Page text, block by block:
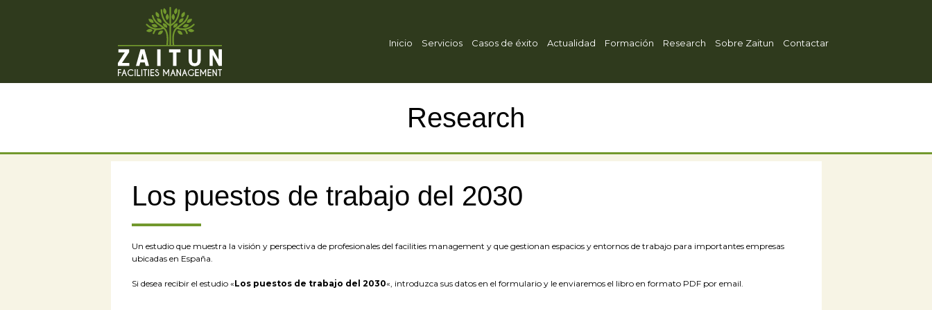
Inicio Servicios Casos de éxito Actualidad Formación Research Sobre Zaitun Contactar
Research
Los puestos de trabajo del 2030
Un estudio que muestra la visión y perspectiva de profesionales del facilities management y que gestionan espacios y entornos de trabajo para importantes empresas
ubicadas en España.
Si desea recibir el estudio «Los puestos de trabajo del 2030«, introduzca sus datos en el formulario y le enviaremos el libro en formato PDF por email.